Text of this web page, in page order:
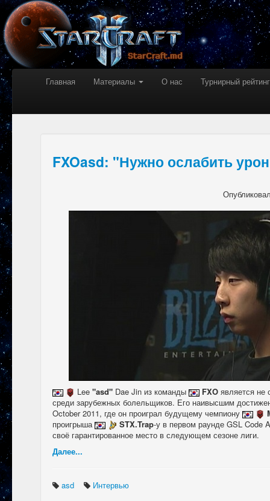
Главная Материалы О нас Турнирный рейтинг
FXOasd: "Нужно ослабить
Lee "asd" Dae Jin из команды FXO является не
среди зарубежных болельщиков. Его наивысшим
October 2011, где он проиграл будущему чемпиону
проигрыша
STX.Trap-у в первом раунде GSL Code
своё гарантированное место в следующем сезоне лиги.
Далее...
asd Интервью